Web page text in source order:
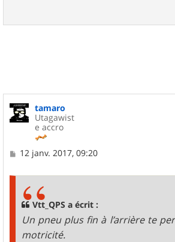
tamaro
Utagawist
e accro
M12 janv. 2017, 09:20
Vtt_QPS a écrit :
Un pneu plus fin à l’arrière te
motricité.